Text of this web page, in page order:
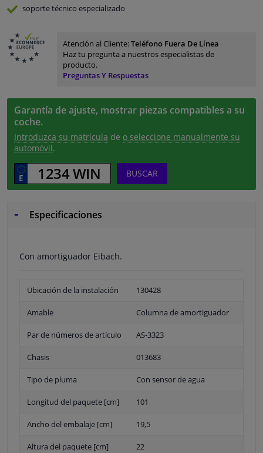
soporte técnico especializado
Atención al Cliente:Teléfono Fuera De Línea
Haz tu pregunta a nuestros especialistas de
producto.
Preguntas Y Respuestas
Garantía de ajuste, mostrar piezas compatibles a su
coche.
Introduzca su matrícula de o seleccione manualmente su
automóvil.
BUSCAR
Especificaciones
Con amortiguador Eibach.
Ubicación de la instalación 130428
Amable Columna de amortiguador
Par de números de artículo AS-3323
Chasis 013683
Tipo de pluma Con sensor de agua
Longitud del paquete [cm] 101
Ancho del embalaje [cm] 19,5
Altura del paquete [cm] 22